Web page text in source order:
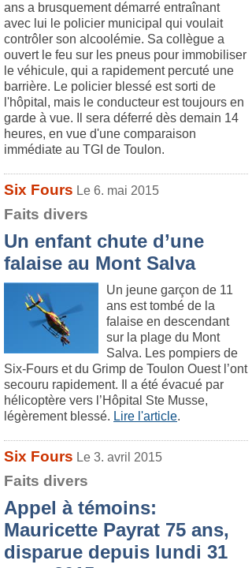
ans a brusquement démarré entraînant
avec lui le policier municipal qui voulait
contrôler son alcoolémie. Sa collègue a
ouvert le feu sur les pneus pour immobiliser
le véhicule, qui a rapidement percuté une
barrière. Le policier blessé est sorti de
l'hôpital, mais le conducteur est toujours en
garde à vue. Il sera déferré dès demain 14
heures, en vue d'une comparaison
immédiate au TGI de Toulon.
Six Fours Le 6. mai 2015
Faits divers
Un enfant chute d’une
falaise au Mont Salva
Un jeune garçon de 11
ans est tombé de la
falaise en descendant
sur la plage du Mont
Salva. Les pompiers de
Six-Fours et du Grimp de Toulon Ouest l’ont
secouru rapidement. Il a été évacué par
hélicoptère vers l’Hôpital Ste Musse,
légèrement blessé. Lire l'article.
Six Fours Le 3. avril 2015
Faits divers
Appel à témoins:
Mauricette Payrat 75 ans,
disparue depuis lundi 31